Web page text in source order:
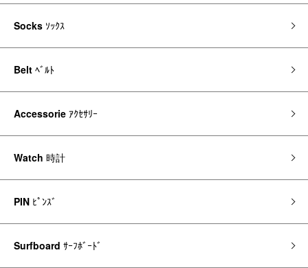
Socks ｿｯｸｽ
Belt ﾍﾞﾙﾄ
Accessorie ｱｸｾｻﾘｰ
Watch 時計
PIN ﾋﾟﾝｽﾞ
Surfboard ｻｰﾌﾎﾞｰﾄﾞ